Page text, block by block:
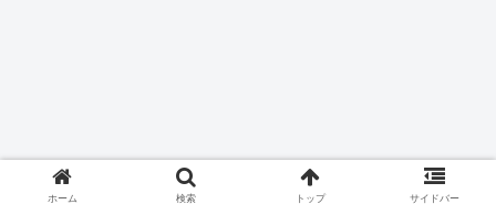
ホーム 検索 トップ サイドバー